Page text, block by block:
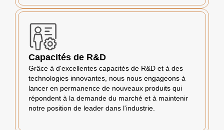
Capacités de R&D
Grâce à d'excellentes capacités de R&D et à des
technologies innovantes, nous nous engageons à
lancer en permanence de nouveaux produits qui
répondent à la demande du marché et à maintenir
notre position de leader dans l'industrie.